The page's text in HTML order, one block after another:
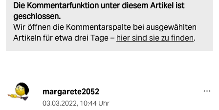
Die Kommentarfunktion unter diesem Artikel ist
geschlossen.
Wir öffnen die Kommentarspalte bei ausgewählten
Artikeln für etwa drei Tage – hier sind sie zu finden.
margarete2052
03.03.2022, 10:44 Uhr